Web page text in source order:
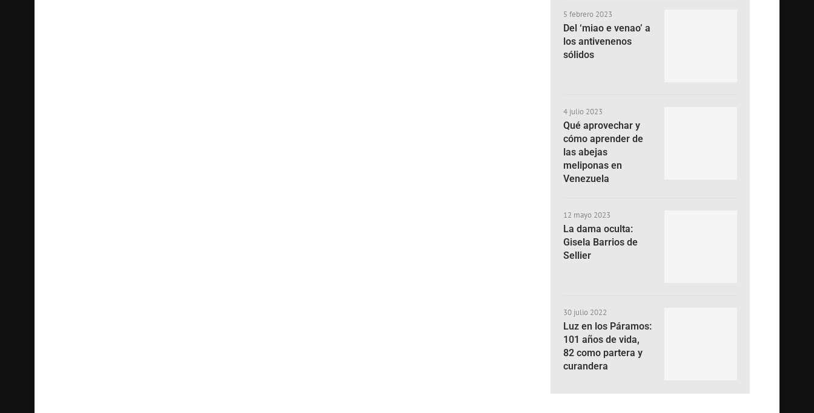
5 febrero 2023
Del ‘miao e venao’ a
los antivenenos
sólidos
4 julio 2023
Qué aprovechar y
cómo aprender de
las abejas
meliponas en
Venezuela
12 mayo 2023
La dama oculta:
Gisela Barrios de
Sellier
30 julio 2022
Luz en los Páramos:
101 años de vida,
82 como partera y
curandera